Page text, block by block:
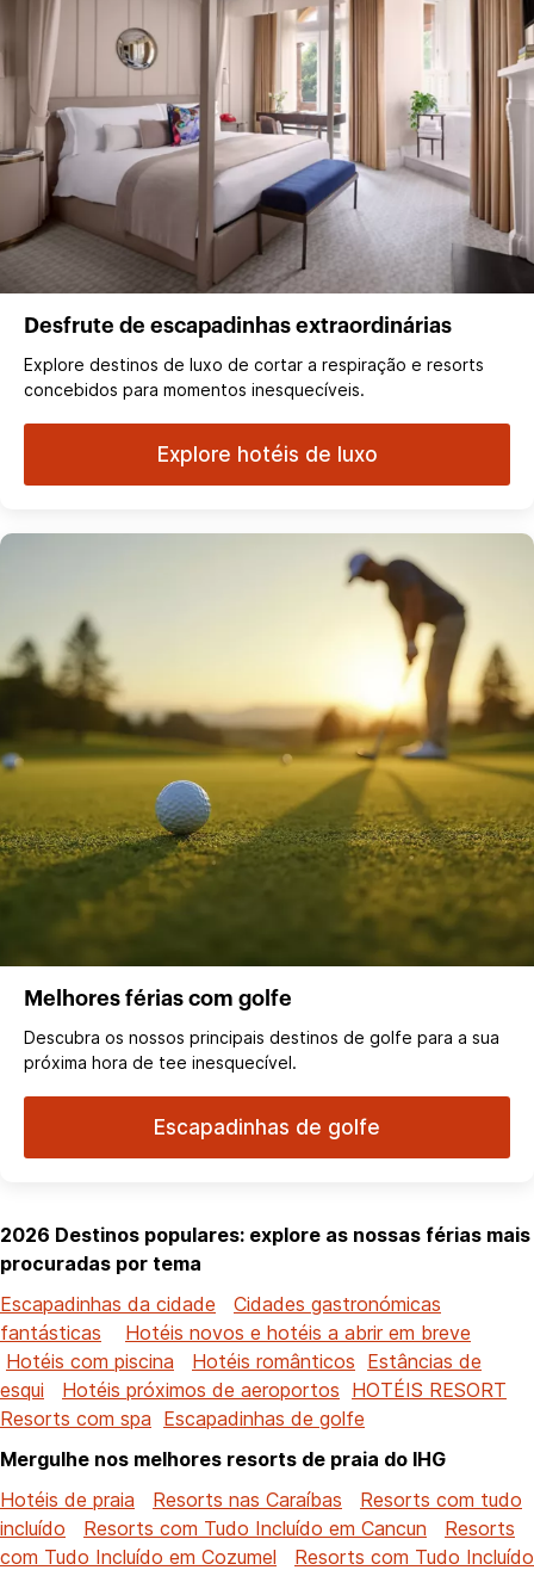
Desfrute de escapadinhas extraordinárias
Explore destinos de luxo de cortar a respiração e resorts
concebidos para momentos inesquecíveis.
Explore hotéis de luxo
Melhores férias com golfe
Descubra os nossos principais destinos de golfe para a sua
próxima hora de tee inesquecível.
Escapadinhas de golfe
2026 Destinos populares: explore as nossas férias mais
procuradas por tema
Escapadinhas da cidade
Cidades gastronómicas
fantásticas
Hotéis novos e hotéis a abrir em breve
Hotéis com piscina
Hotéis românticos Estâncias de
esqui
Hotéis próximos de aeroportos HOTÉIS RESORT
Resorts com spa Escapadinhas de golfe
Mergulhe nos melhores resorts de praia do IHG
Hotéis de praia
Resorts nas Caraíbas
Resorts com tudo
incluído
Resorts com Tudo Incluído em Cancun
Resorts
com Tudo Incluído em Cozumel
Resorts com Tudo Incluído